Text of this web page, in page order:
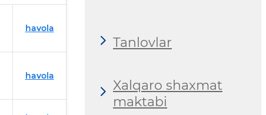
havola
havola
Tanlovlar
Xalqaro shaxmat
maktabi